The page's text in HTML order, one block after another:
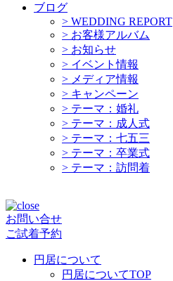
ブログ
> WEDDING REPORT
> お客様アルバム
> お知らせ
> イベント情報
> メディア情報
> キャンペーン
> テーマ：婚礼
> テーマ：成人式
> テーマ：七五三
> テーマ：卒業式
> テーマ：訪問着
お問い合せ
ご試着予約
円居について
円居についてTOP